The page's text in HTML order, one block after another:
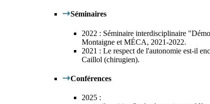
Séminaires
2022 : Séminaire interdisciplinaire
Montaigne et MÉCA, 2021-2022.
2021 : Le respect de l'autonomie est-il
Caillol (chirugien).
Conférences
2025 :